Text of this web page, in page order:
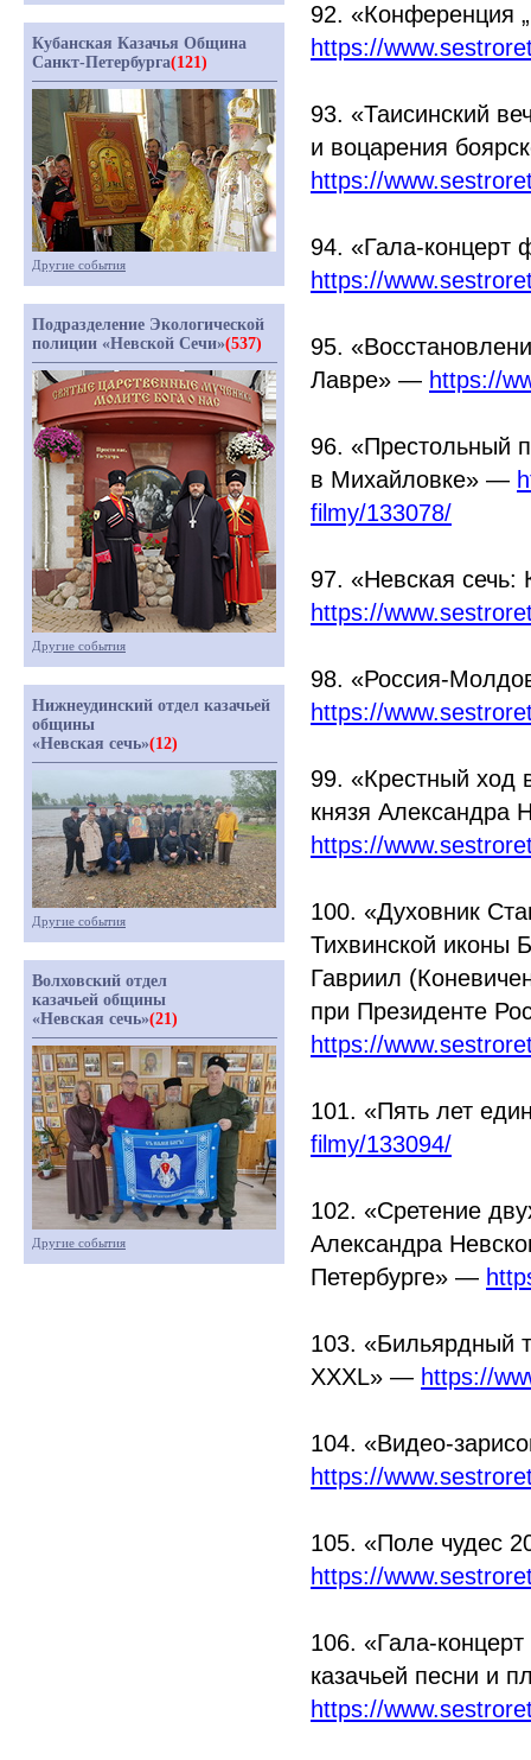
92. «Конференция
https://
93. «Таисинский
и воцарения
https://
94. «Гала-концерт
https://
95.
Лавре» — https://
96. «Престольный
в Михайловке» —
filmy/133078/
97. «Невская сечь:
https://
98. «Россия-
https://
99. «Крестный ход
князя Александра
https://
100. «Духовник
Тихвинской иконы
Гавриил
при Президенте
https://
101. «Пять лет
filmy/133094/
102. «Сретение
Александра
Петербурге» —
103. «Бильярдный
XXXL» — https://
104. «Видео-
https://
105. «Поле чудес
https://
106. «Гала-концерт
казачьей песни и
https://
Кубанская Казачья Община
Санкт-Петербурга(121)
Другие события
Подразделение Экологической
полиции «Невской Сечи»(537)
Другие события
Нижнеудинский отдел казачьей
общины
«Невская сечь»(12)
Другие события
Волховский отдел
казачьей общины
«Невская сечь»(21)
Другие события